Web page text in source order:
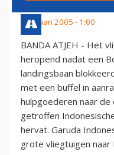
4 januari 2005 - 1:00
BANDA ATJEH - Het
heropend nadat een
landingsbaan
met een buffel in
hulpgoederen naar
getroffen
hervat. Garuda
grote vliegtuigen naar